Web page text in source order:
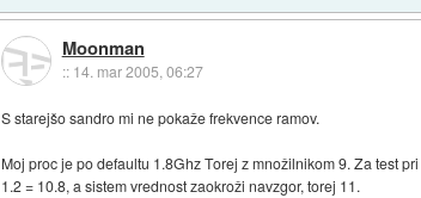
Moonman
:: 14. mar 2005, 06:27
S starejšo sandro mi ne pokaže frekvence ramov.
Moj proc je po defaultu 1.8Ghz Torej z množilnikom 9. Za test
1.2 = 10.8, a sistem vrednost zaokroži navzgor, torej 11.